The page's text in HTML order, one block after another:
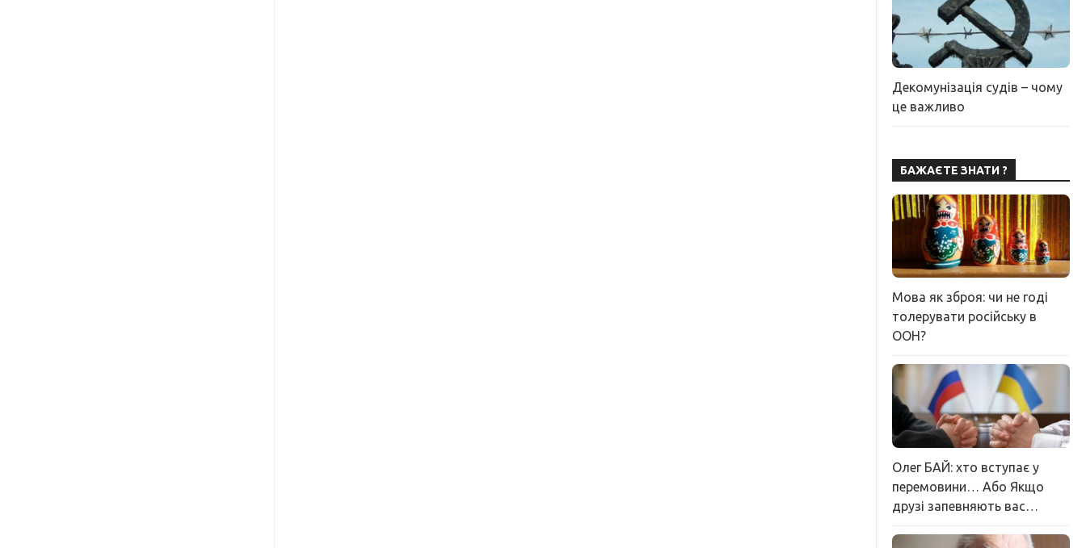
Декомунізація судів – чому
це важливо
БАЖАЄТЕ ЗНАТИ ?
Мова як зброя: чи не годі
толерувати російську в
ООН?
Олег БАЙ: хто вступає у
перемовини… Або Якщо
друзі запевняють вас…